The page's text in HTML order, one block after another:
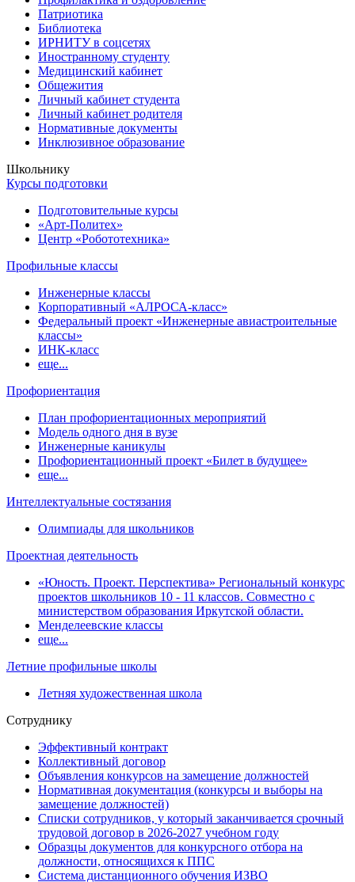
Патриотика
Библиотека
ИРНИТУ в соцсетях
Иностранному студенту
Медицинский кабинет
Общежития
Личный кабинет студента
Личный кабинет родителя
Нормативные документы
Инклюзивное образование
Школьнику
Курсы подготовки
Подготовительные курсы
«Арт-Политех»
Центр «Робототехника»
Профильные классы
Инженерные классы
Корпоративный «АЛРОСА-класс»
Федеральный проект «Инженерные авиастроительные
классы»
ИНК-класс
еще...
Профориентация
План профориентационных мероприятий
Модель одного дня в вузе
Инженерные каникулы
Профориентационный проект «Билет в будущее»
еще...
Интеллектуальные состязания
Олимпиады для школьников
Проектная деятельность
«Юность. Проект. Перспектива» Региональный конкурс
проектов школьников 10 - 11 классов. Совместно с
министерством образования Иркутской области.
Менделеевские классы
еще...
Летние профильные школы
Летняя художественная школа
Сотруднику
Эффективный контракт
Коллективный договор
Объявления конкурсов на замещение должностей
Нормативная документация (конкурсы и выборы на
замещение должностей)
Списки сотрудников, у который заканчивается срочный
трудовой договор в 2026-2027 учебном году
Образцы документов для конкурсного отбора на
должности, относящихся к ППС
Система дистанционного обучения ИЗВО